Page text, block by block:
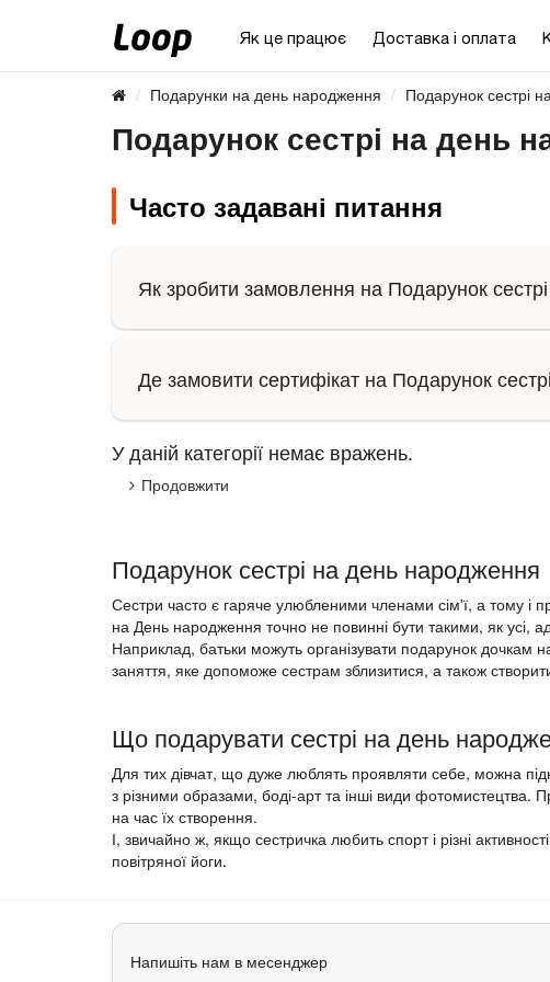
Як це працює Доставка і оплата
Подарунки на день народження Подарунок сестрі
Подарунок сестрі на день
Часто задавані питання
Як зробити замовлення на Подарунок
Де замовити сертифікат на Подарунок
У даній категорії немає вражень.
Продовжити
Подарунок сестрі на день народження
Сестри часто є гаряче улюбленими членами сім'ї, а тому і
на День народження точно не повинні бути такими, як усі,
Наприклад, батьки можуть організувати подарунок дочкам
заняття, яке допоможе сестрам зблизитися, а також
Що подарувати сестрі на день
Для тих дівчат, що дуже люблять проявляти себе, можна
з різними образами, боді-арт та інші види фотомистецтва.
на час їх створення.
І, звичайно ж, якщо сестричка любить спорт і різні
повітряної йоги.
Напишіть нам в месенджер